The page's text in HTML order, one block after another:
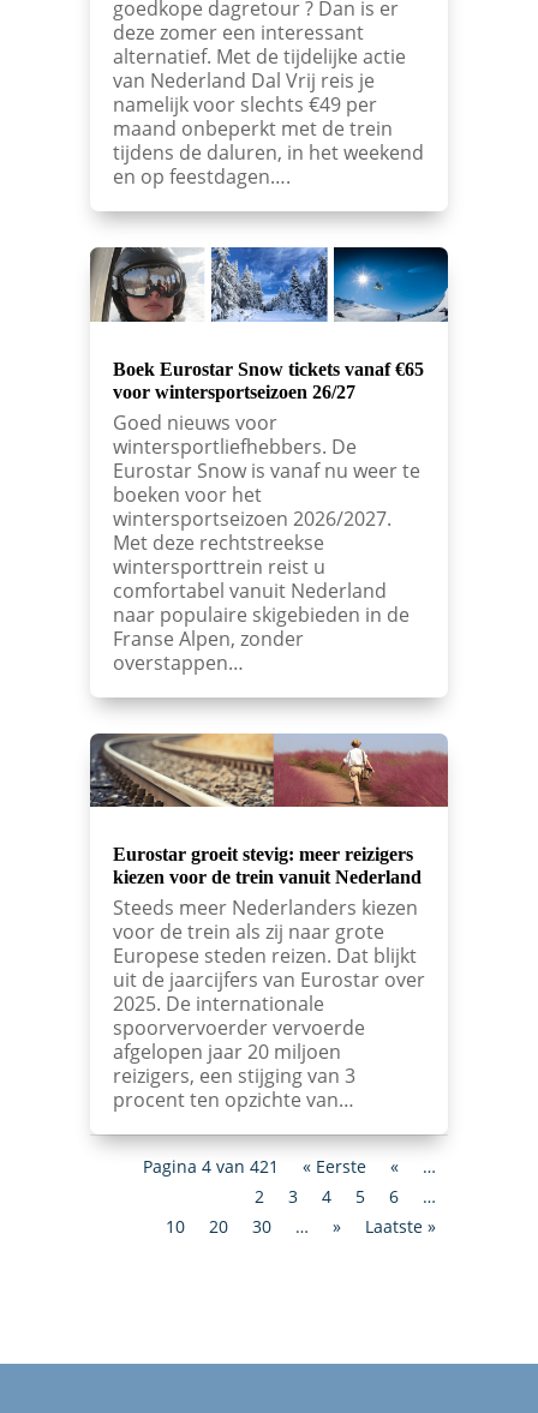
goedkope dagretour ? Dan is er
deze zomer een interessant
alternatief. Met de tijdelijke actie
van Nederland Dal Vrij reis je
namelijk voor slechts €49 per
maand onbeperkt met de trein
tijdens de daluren, in het weekend
en op feestdagen….
Boek Eurostar Snow tickets vanaf €65
voor wintersportseizoen 26/27
Goed nieuws voor
wintersportliefhebbers. De
Eurostar Snow is vanaf nu weer te
boeken voor het
wintersportseizoen 2026/2027.
Met deze rechtstreekse
wintersporttrein reist u
comfortabel vanuit Nederland
naar populaire skigebieden in de
Franse Alpen, zonder
overstappen…
Eurostar groeit stevig: meer reizigers
kiezen voor de trein vanuit Nederland
Steeds meer Nederlanders kiezen
voor de trein als zij naar grote
Europese steden reizen. Dat blijkt
uit de jaarcijfers van Eurostar over
2025. De internationale
spoorvervoerder vervoerde
afgelopen jaar 20 miljoen
reizigers, een stijging van 3
procent ten opzichte van…
Pagina 4 van 421 « Eerste «
…
2
3 4 5 6
…
10
20 30 … » Laatste »